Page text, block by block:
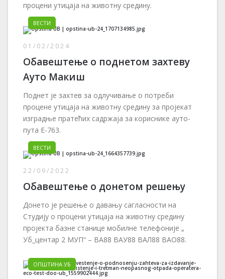
процени утицаја на животну средину.
ВЕСТИ
01/02/2024
Обавештење о поднетом захтеву
Ауто Макиш
Поднет је захтев за одлучивање о потреби
процене утицаја на животну средину за пројекат
изградње пратећих садржаја за кориснике ауто-
пута Е-763.
ВЕСТИ
22/09/2022
Обавештење о донетом решењу
Донето је решење о давању сагласности на
Студију о процени утицаја на животну средину
пројекта базне станице мобилне телефоније „
Уб_центар 2 МУП“ – BA88 ВАУ88 ВАЛ88 ВАО88.
ОПШТИНА УБ